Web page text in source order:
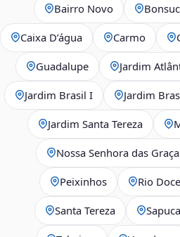
Bairro Novo
Caixa D’água Carmo
Guadalupe Jardim
Jardim Brasil I Jardim
Jardim Santa Tereza
Nossa Senhora das
Peixinhos Rio Doce
Santa Tereza